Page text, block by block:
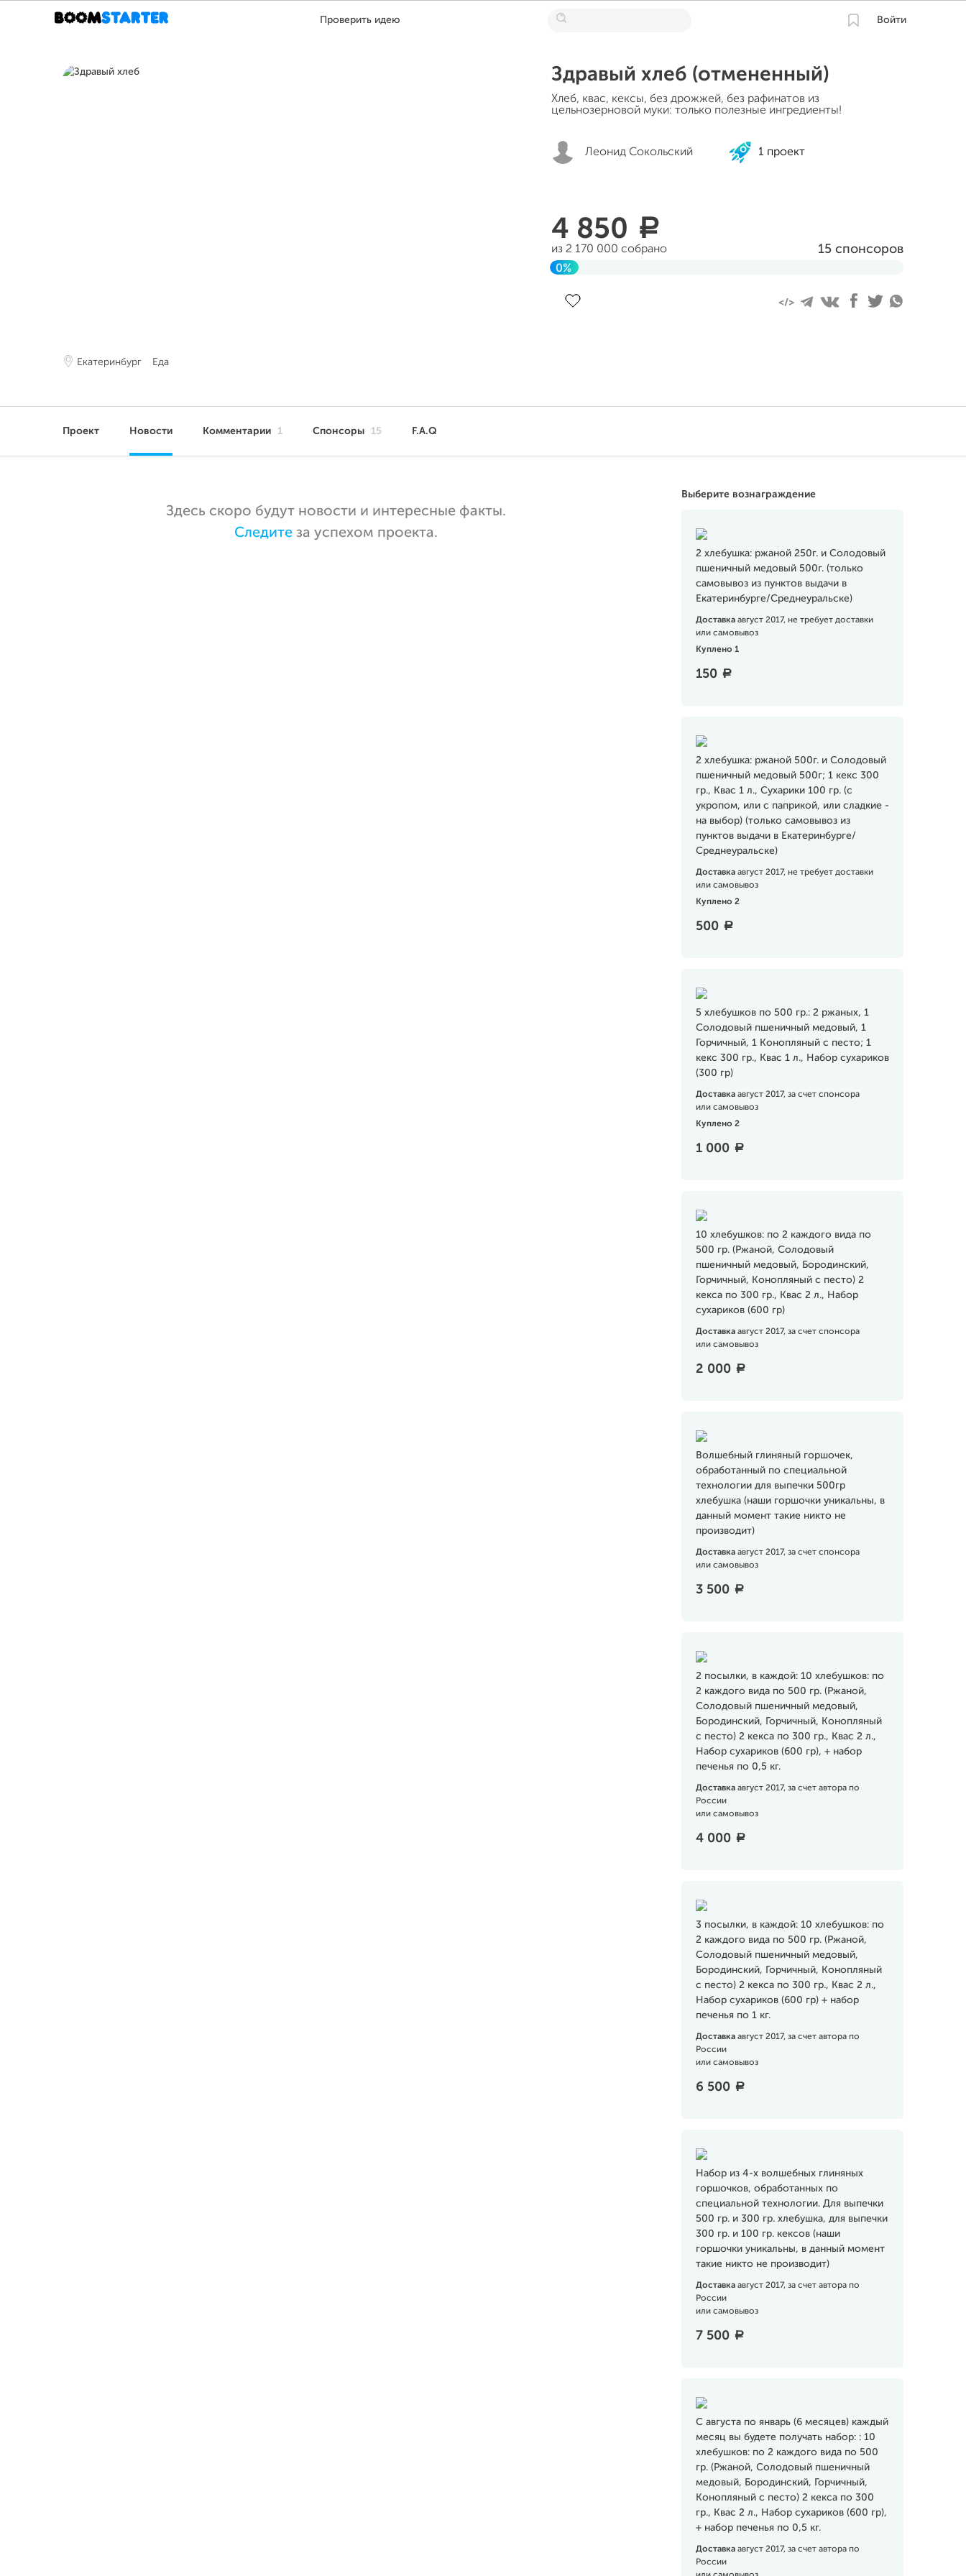
Проверить идею Войти
Екатеринбург Еда
Здравый хлеб (отмененный)
Хлеб, квас, кексы, без дрожжей, без рафинатов из
цельнозерновой муки: только полезные ингредиенты!
Леонид Сокольский 1 проект
4 850 a
из 2 170 000 собрано 15 спонсоров
0%
Проект Новости Комментарии 1 Спонсоры 15 F.A.Q
Выберите вознаграждение
2 хлебушка: ржаной 250г. и Солодовый
пшеничный медовый 500г. (только
самовывоз из пунктов выдачи в
Екатеринбурге/Среднеуральске)
Доставка август 2017, не требует доставки
или самовывоз
Куплено 1
150 a
2 хлебушка: ржаной 500г. и Солодовый
пшеничный медовый 500г; 1 кекс 300
гр., Квас 1 л., Сухарики 100 гр. (с
укропом, или с паприкой, или сладкие -
на выбор) (только самовывоз из
пунктов выдачи в Екатеринбурге/
Среднеуральске)
Доставка август 2017, не требует доставки
или самовывоз
Куплено 2
500 a
5 хлебушков по 500 гр.: 2 ржаных, 1
Солодовый пшеничный медовый, 1
Горчичный, 1 Конопляный с песто; 1
кекс 300 гр., Квас 1 л., Набор сухариков
(300 гр)
Доставка август 2017, за счет спонсора
или самовывоз
Куплено 2
1 000 a
10 хлебушков: по 2 каждого вида по
500 гр. (Ржаной, Солодовый
пшеничный медовый, Бородинский,
Горчичный, Конопляный с песто) 2
кекса по 300 гр., Квас 2 л., Набор
сухариков (600 гр)
Доставка август 2017, за счет спонсора
или самовывоз
2 000 a
Волшебный глиняный горшочек,
обработанный по специальной
технологии для выпечки 500гр
хлебушка (наши горшочки уникальны, в
данный момент такие никто не
производит)
Доставка август 2017, за счет спонсора
или самовывоз
3 500 a
2 посылки, в каждой: 10 хлебушков: по
2 каждого вида по 500 гр. (Ржаной,
Солодовый пшеничный медовый,
Бородинский, Горчичный, Конопляный
с песто) 2 кекса по 300 гр., Квас 2 л.,
Набор сухариков (600 гр), + набор
печенья по 0,5 кг.
Доставка август 2017, за счет автора по
России
или самовывоз
4 000 a
3 посылки, в каждой: 10 хлебушков: по
2 каждого вида по 500 гр. (Ржаной,
Солодовый пшеничный медовый,
Бородинский, Горчичный, Конопляный
с песто) 2 кекса по 300 гр., Квас 2 л.,
Набор сухариков (600 гр) + набор
печенья по 1 кг.
Доставка август 2017, за счет автора по
России
или самовывоз
6 500 a
Набор из 4-х волшебных глиняных
горшочков, обработанных по
специальной технологии. Для выпечки
500 гр. и 300 гр. хлебушка, для выпечки
300 гр. и 100 гр. кексов (наши
горшочки уникальны, в данный момент
такие никто не производит)
Доставка август 2017, за счет автора по
России
или самовывоз
7 500 a
С августа по январь (6 месяцев) каждый
месяц вы будете получать набор: : 10
хлебушков: по 2 каждого вида по 500
гр. (Ржаной, Солодовый пшеничный
медовый, Бородинский, Горчичный,
Конопляный с песто) 2 кекса по 300
гр., Квас 2 л., Набор сухариков (600 гр),
+ набор печенья по 0,5 кг.
Доставка август 2017, за счет автора по
России
Здесь скоро будут новости и интересные факты.
Следитеза успехом проекта.